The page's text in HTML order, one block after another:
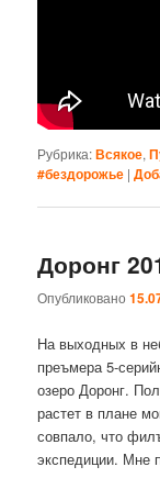
Рубрика:Всякое,
#бездорожье |
Доронг
Опубликовано
На выходных в
преъмера 5-
озеро Доронг.
растет в плане
совпало, что
экспедиции. Мне